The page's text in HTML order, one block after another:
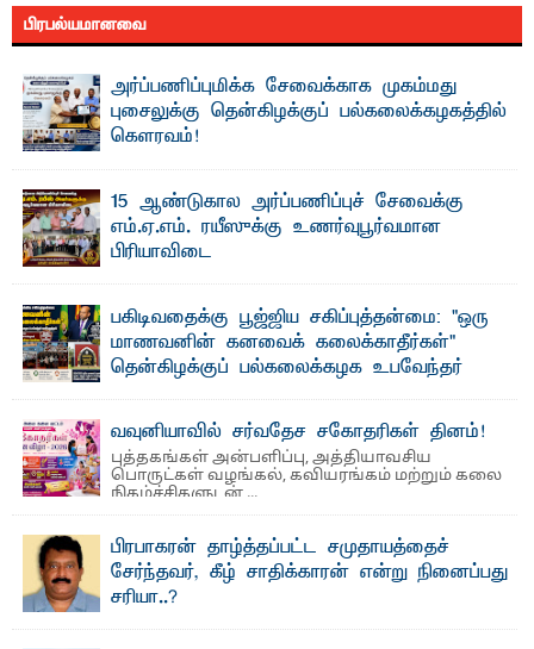
பிரபல்யமானவை
அர்ப்பணிப்புமிக்க சேவைக்காக முகம்மது
புசைலுக்கு தென்கிழக்குப் பல்கலைக்கழகத்தில்
கௌரவம்!
15 ஆண்டுகால அர்ப்பணிப்புச் சேவைக்கு
எம்.ஏ.எம். ரயீஸுக்கு உணர்வுபூர்வமான
பிரியாவிடை
பகிடிவதைக்கு பூஜ்ஜிய சகிப்புத்தன்மை: "ஒரு
மாணவனின் கனவைக் கலைக்காதீர்கள்" –
தென்கிழக்குப் பல்கலைக்கழக உபவேந்தர்
"ஒ ரு மாணவனின் அல்லது மாணவியின் கனவு என்னால்
கலைக்கப்படாது" என்ற உறுதியை ஒவ்வொரு மாணவரும் ...
வவுனியாவில் சர்வதேச சகோதரிகள் தினம்!
புத்தகங்கள் அன்பளிப்பு, அத்தியாவசிய
பொருட்கள் வழங்கல், கவியரங்கம் மற்றும் கலை
நிகழ்ச்சிகளுடன் ...
பிரபாகரன் தாழ்த்தப்பட்ட சமுதாயத்தைச்
சேர்ந்தவர், கீழ் சாதிக்காரன் என்று நினைப்பது
சரியா..?